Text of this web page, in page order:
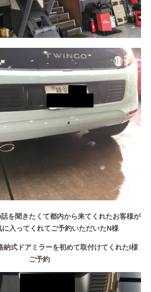
を聞きたくて都内から来てくれたお客様が
に入ってくれてご予約いただいたN様
式ドアミラーを初めて取付けてくれたI様
ご予約